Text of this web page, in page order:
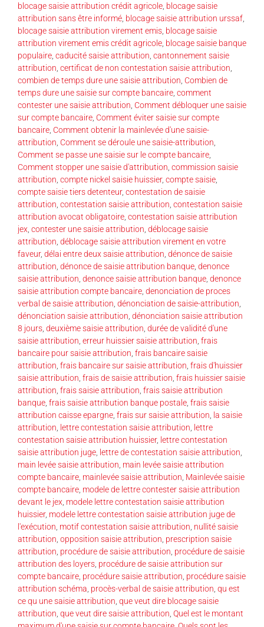
blocage saisie attribution crédit agricole blocage saisie
attribution sans être informé blocage saisie attribution urssaf
blocage saisie attribution virement emis blocage saisie
attribution virement emis crédit agricole blocage saisie banque
populaire caducité saisie attribution cantonnement saisie
attribution certificat de non contestation saisie attribution
combien de temps dure une saisie attribution Combien de
temps dure une saisie sur compte bancaire comment
contester une saisie attribution Comment débloquer une saisie
sur compte bancaire Comment éviter saisie sur compte
bancaire Comment obtenir la mainlevée d'une saisie-
attribution Comment se déroule une saisie-attribution
Comment se passe une saisie sur le compte bancaire
Comment stopper une saisie d'attribution commission saisie
attribution compte nickel saisie huissier, compte saisie
compte saisie tiers detenteur, contestation de saisie
attribution contestation saisie attribution contestation saisie
attribution avocat obligatoire contestation saisie attribution
jex contester une saisie attribution déblocage saisie
attribution déblocage saisie attribution virement en votre
faveur, délai entre deux saisie attribution dénonce de saisie
attribution dénonce de saisie attribution banque denonce
saisie attribution denonce saisie attribution banque denonce
saisie attribution compte bancaire denonciation de proces
verbal de saisie attribution dénonciation de saisie-attribution
dénonciation saisie attribution dénonciation saisie attribution
8 jours deuxième saisie attribution durée de validité d'une
saisie attribution erreur huissier saisie attribution frais
bancaire pour saisie attribution frais bancaire saisie
attribution frais bancaire sur saisie attribution frais d'huissier
saisie attribution frais de saisie attribution frais huissier saisie
attribution frais saisie attribution frais saisie attribution
banque frais saisie attribution banque postale frais saisie
attribution caisse epargne frais sur saisie attribution
la saisie
attribution
lettre contestation saisie attribution
lettre
contestation saisie attribution huissier, lettre contestation
saisie attribution juge lettre de contestation saisie attribution
main levée saisie attribution main levée saisie attribution
compte bancaire mainlevée saisie attribution Mainlevée saisie
compte bancaire modele de lettre contester saisie attribution
devant le jex modele lettre contestation saisie attribution
huissier, modele lettre contestation saisie attribution juge de
l'exécution motif contestation saisie attribution nullité saisie
attribution opposition saisie attribution prescription saisie
attribution procédure de saisie attribution procédure de saisie
attribution des loyers procédure de saisie attribution sur
compte bancaire procédure saisie attribution procédure saisie
attribution schéma procès-verbal de saisie attribution qu est
ce qu une saisie attribution que veut dire blocage saisie
attribution que veut dire saisie attribution Quel est le montant